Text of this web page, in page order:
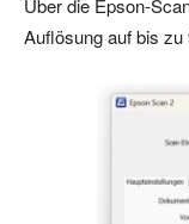
Über die Epson-
Auflösung auf bis